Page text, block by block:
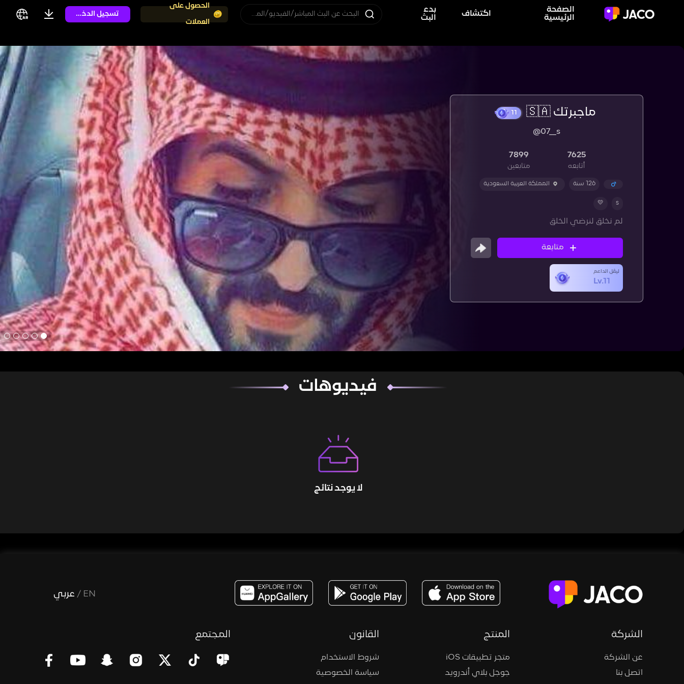
الصفحة
الرئيسية
اكتشاف
بدء
البث
البحث عن البث المباشر/الفيديو/المستخدم
الحصول على
العملات
تسجيل الدخول
ماجبرتك 🇸🇦
@07__s
7625
أتابعه
7899
متابعين
126 سنة المملكة العربية السعودية
s
💛
لم نخلق لنرضي الخلق
متابعة
ليڤل الداعم
Lv.11
فيديوهات
لا يوجد نتائج
EN
/ عربي
الشركة
عن الشركة
اتصل بنا
المنتج
متجر تطبيقات iOS
جوجل بلاي أندرويد
القانون
شروط الاستخدام
سياسة الخصوصية
المجتمع